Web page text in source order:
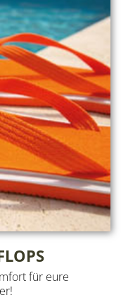
für eure